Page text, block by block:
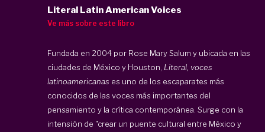
Literal Latin American Voices
Ve más sobre este libro
Fundada en 2004 por Rose Mary Salum y ubicada en las
ciudades de México y Houston, Literal , voces
latinoamericanas es uno de los escaparates más
conocidos de las voces más importantes del
pensamiento y la crítica contemporánea. Surge con la
intensión de "crear un puente cultural entre México y